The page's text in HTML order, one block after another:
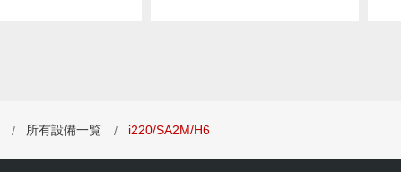
所有設備一覧 i220/SA2M/H6